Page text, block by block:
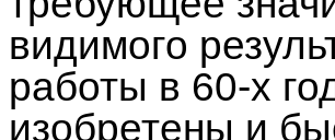
видимого
работы в 60-х
изобретены и